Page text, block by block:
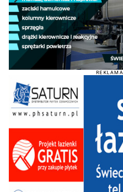
REKLAMA